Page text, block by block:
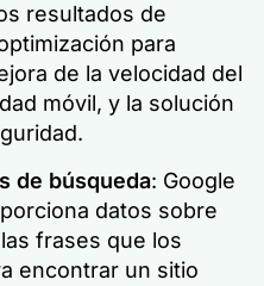
resultados de
para
de la velocidad del
móvil, y la solución
de búsqueda: Google
datos sobre
frases que los
encontrar un sitio